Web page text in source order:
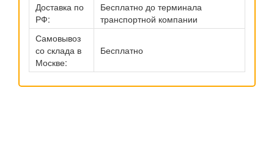
Доставка по
РФ:
Бесплатно до терминала
транспортной компании
Самовывоз
со склада в
Москве:
Бесплатно